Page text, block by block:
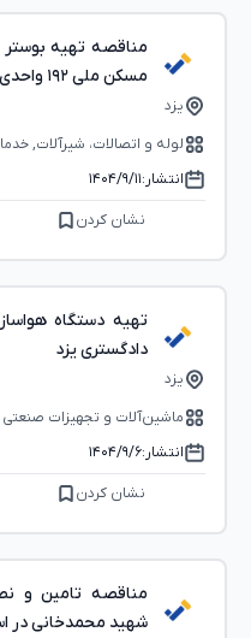
مناقصه تهیه
مسکن ملی ۱۹۲ واحدی دانه سا یزد
یزد
لوله و اتصالات، شیرآلات,
آلات و مصالح ساختمانی
انتشار:۱۴۰۴/۹/۱۱
نشان کردن
دادگستری یزد
یزد
ماشین‌آلات و تجهیزات صنعتی
انتشار:۱۴۰۴/۹/۶
نشان کردن
مناقصه تامین و
شهید محمدخانی در